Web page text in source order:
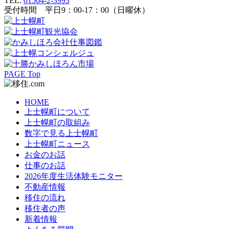
受付時間 平日9：00-17：00（日曜休）
PAGE Top
HOME
上士幌町について
上士幌町の取組み
数字で見る上士幌町
上士幌町ニュース
お金のお話
仕事のお話
2026年度生活体験モニター
不動産情報
移住の流れ
移住者の声
新着情報